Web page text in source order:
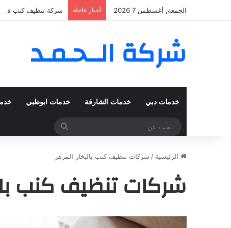
الجمعة, أغسطس 7 2026 أخبار عاجلة شركة تنظيف كنب في المزهر – دبي
شركة الــحـمـد
خدمات دبي خدمات الشارقة خدمات ابوظبي
بحث
الرئيسية / شركات تنظيف كنب بالبخار المزهر
شركات تنظيف كنب